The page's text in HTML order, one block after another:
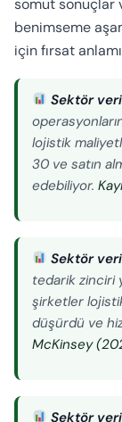
somut sonuçlar
benimseme
için fırsat
Sektör
lojistik
30 ve satın
edebiliyor.
Sektör
tedarik zinciri
şirketler
düşürdü ve
McKinsey
Sektör